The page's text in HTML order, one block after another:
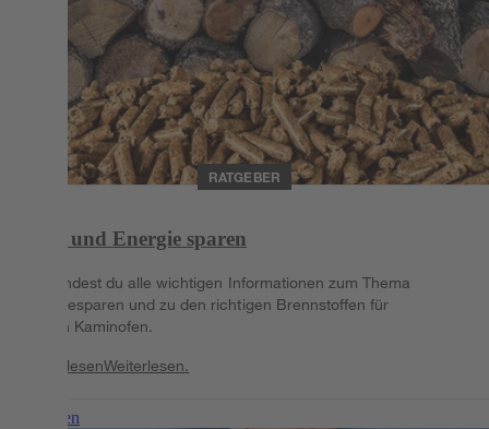
RATGEBER
Geld und Energie sparen
Hier findest du alle wichtigen Informationen zum Thema
Energiesparen und zu den richtigen Brennstoffen für
deinen Kaminofen.
WeiterlesenWeiterlesen.
Weiterlesen